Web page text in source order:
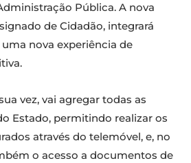
Pública. A nova
de Cidadão, integrará
nova experiência de
vez, vai agregar todas as
Estado, permitindo realizar os
através do telemóvel, e, no
o acesso a documentos de